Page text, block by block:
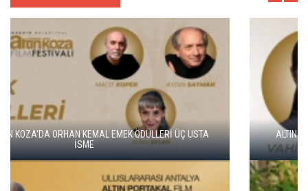
ALTIN KOZA'NIN ONUR ÖDÜLLERİ FERZAN ÖZPETEK VE VAHİDE
PERÇİN'İN